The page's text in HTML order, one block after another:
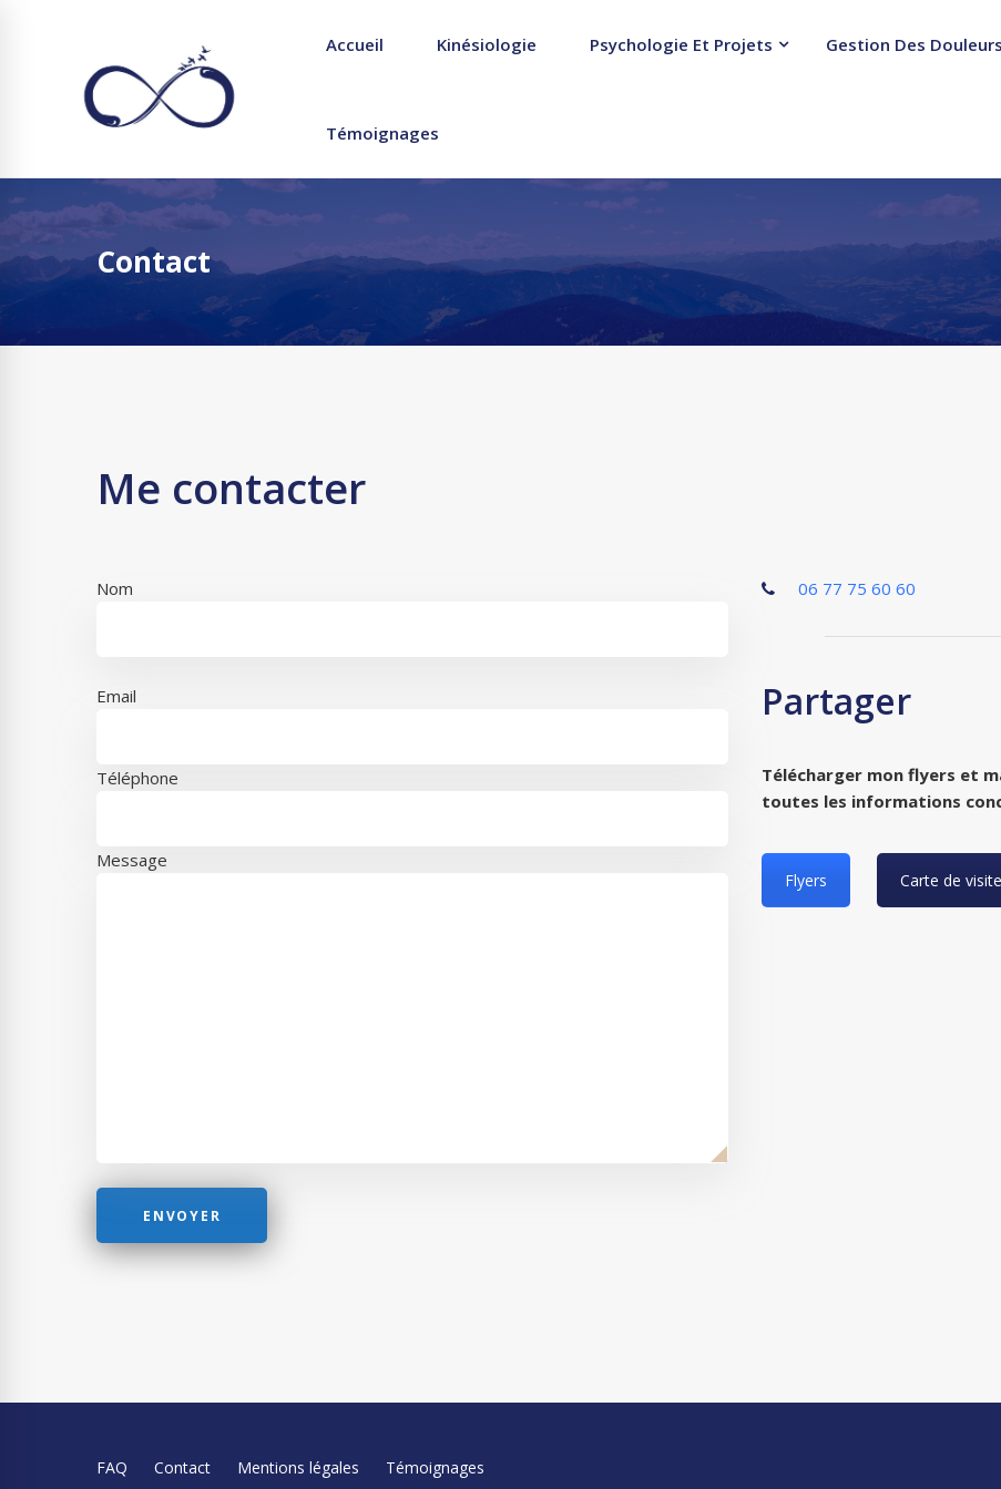
Accueil Kinésiologie Psychologie Et Projets Gestion Des
Témoignages
Contact
Me contacter
Nom
Email
Téléphone
Message
06 77 75 60 60
Partager
Télécharger mon flyers et
toutes les informations
Flyers Carte de visite
FAQ Contact Mentions légales Témoignages